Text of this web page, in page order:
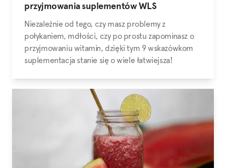
przyjmowania suplementów WLS
Niezależnie od tego, czy masz problemy z
połykaniem, mdłości, czy po prostu zapominasz o
przyjmowaniu witamin, dzięki tym 9 wskazówkom
suplementacja stanie się o wiele łatwiejsza!